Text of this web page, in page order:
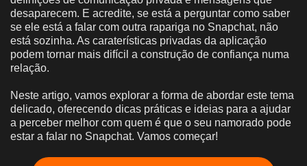
desaparecem. E acredite, se está a perguntar como saber
se ele está a falar com outra rapariga no Snapchat, não
está sozinha. As caraterísticas privadas da aplicação
podem tornar mais difícil a construção de confiança numa
relação.
Neste artigo, vamos explorar a forma de abordar este tema
delicado, oferecendo dicas práticas e ideias para a ajudar
a perceber melhor com quem é que o seu namorado pode
estar a falar no Snapchat. Vamos começar!